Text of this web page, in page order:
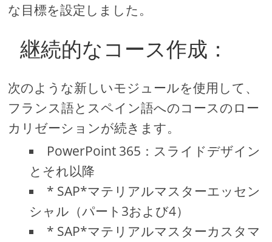
な目標を設定しました。
継続的なコース作成：
次のような新しいモジュールを使用して、
フランス語とスペイン語へのコースのロー
カリゼーションが続きます。
PowerPoint 365：スライドデザイン
とそれ以降
* SAP*マテリアルマスターエッセン
シャル（パート3および4）
* SAP*マテリアルマスターカスタマ